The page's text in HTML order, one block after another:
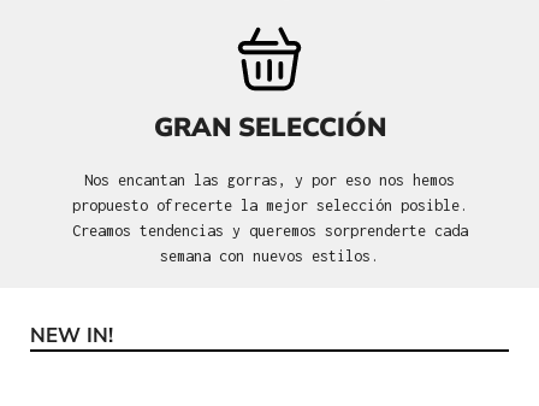
GRAN SELECCIÓN
Nos encantan las gorras, y por eso nos hemos
propuesto ofrecerte la mejor selección posible.
Creamos tendencias y queremos sorprenderte cada
semana con nuevos estilos.
Omitir la galería de productos
NEW IN!